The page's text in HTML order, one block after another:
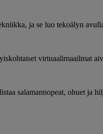
ja se luo tekoälyn
virtuaalimaailmat
salamannopeat, ohuet ja